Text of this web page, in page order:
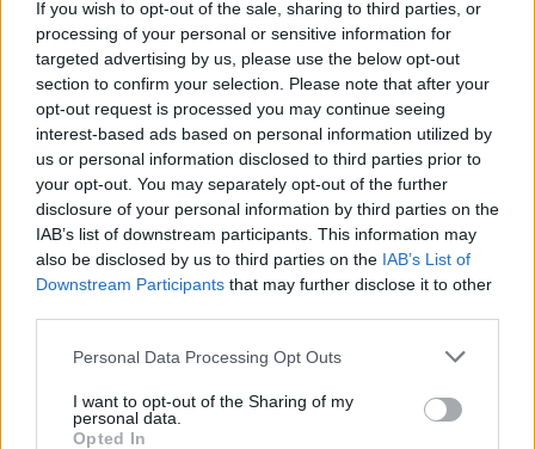
If you wish to opt-out of the sale, sharing to third parties, or
processing of your personal or sensitive information for
targeted advertising by us, please use the below opt-out
section to confirm your selection. Please note that after your
opt-out request is processed you may continue seeing
interest-based ads based on personal information utilized by
us or personal information disclosed to third parties prior to
your opt-out. You may separately opt-out of the further
disclosure of your personal information by third parties on the
IAB’s list of downstream participants. This information may
also be disclosed by us to third parties on the IAB’s List of
Downstream Participants that may further disclose it to other
Personal Data Processing Opt Outs
I want to opt-out of the Sharing of my
personal data.
Opted In
Łukasz Grzegorczyk
Obserwuj
Napisz do mnie:
lukasz.grzegorczyk@natemat.pl